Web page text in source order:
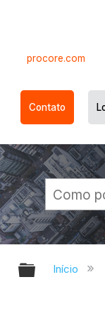
procore.com
Contato
Início